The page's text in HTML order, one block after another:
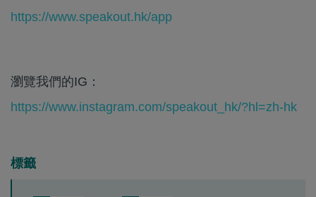
https://www.speakout.hk/app
瀏覽我們的IG：
https://www.instagram.com/speakout_hk/?hl=zh-hk
標籤